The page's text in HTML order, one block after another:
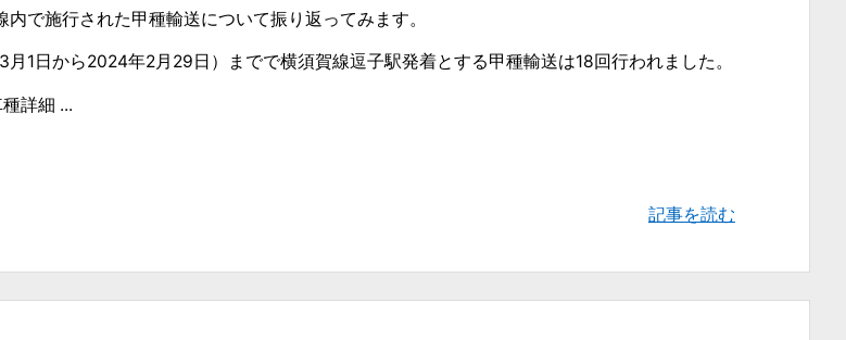
で施行された甲種輸送について振り返ってみます。
1日から2024年2月29日）までで横須賀線逗子駅発着とする甲種輸送は18回行われました。
詳細 ...
記事を読む